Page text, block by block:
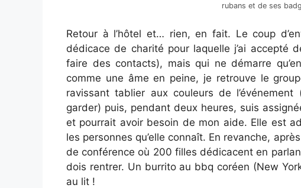
rubans et de ses
Retour à l’hôtel et… rien, en fait. Le coup
dédicace de charité pour laquelle j’ai accepté
faire des contacts), mais qui ne démarre
comme une âme en peine, je retrouve le
ravissant tablier aux couleurs de
garder) puis, pendant deux heures, suis
et pourrait avoir besoin de mon aide. Elle est
les personnes qu’elle connaît. En revanche,
de conférence où 200 filles dédicacent en
dois rentrer. Un burrito au bbq coréen (New
au lit !